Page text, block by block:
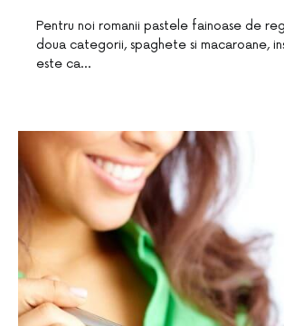
Pentru noi romanii pastele fainoase de
doua categorii, spaghete si macaroane,
este ca…